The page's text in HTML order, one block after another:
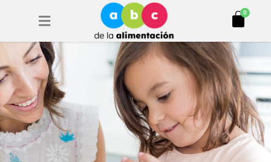
0
Cart